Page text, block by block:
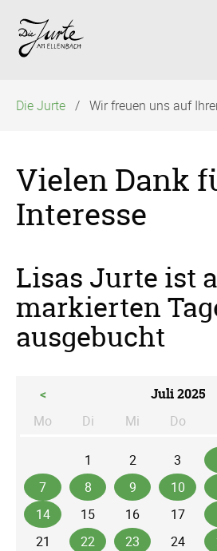
überspringen
Die Jurte Wir freuen uns auf
Vielen Dank
Interesse
Lisas Jurte ist
markierten
ausgebucht
< Juli 2025
Mo
Di enstagMi ttwochDo
1 2 3
7
8 9 10
14
15 16 17
21
22 23 24